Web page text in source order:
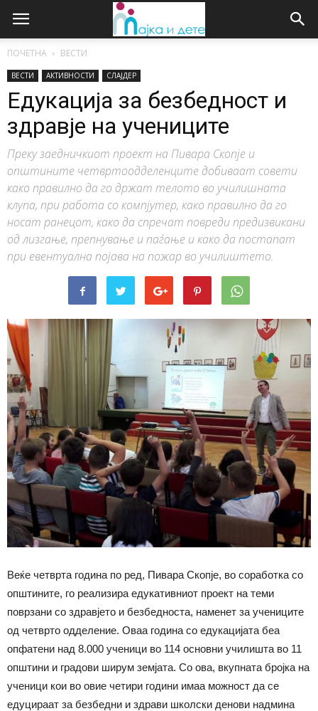
ПОЧЕТНА ВЕСТИ
ВЕСТИ АКТИВНОСТИ СЛАЈДЕР
Едукација за безбедност и
здравје на учениците
Преку заедничкиот проект на Пивара Скопје и
општините четвртоодделенците добиваат совети
како правилно да го држат телото во училишната
клупа, при работа со компјутер, како правилно да го
носaт ранецот, како да спречат повреди предизвикани
од лизгање, препнување и паѓање и како да постапат
при евентуална појава на пожар во училиштето.
Веќе четврта година по ред, Пивара Скопје, во соработка со
општините, го реализира едукативниот проект на теми
поврзaни со здравјето и безбедноста, наменет за учениците
од четврто одделение. Оваа година со едукацијата беа
опфатени над 8.000 ученици во 114 основни училишта во 11
општини и градови ширум земјата. Со ова, вкупната бројка на
ученици кои во овие четири години имaа можност да се
едуцираат за безбедни и здрави школски денови надмина